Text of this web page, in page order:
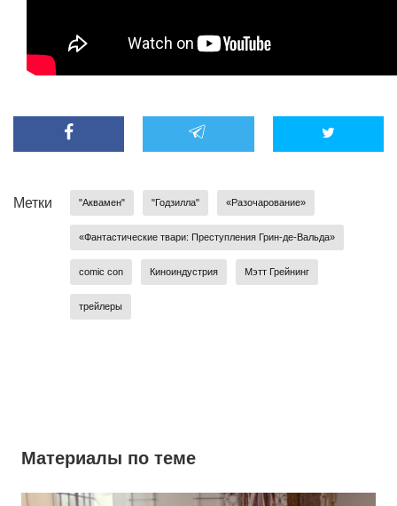
Метки "Аквамен" "Годзилла" «Разочарование»
«Фантастические твари: Преступления Грин-де-Вальда»
comic con Киноиндустрия Мэтт Грейнинг
трейлеры
Материалы по теме